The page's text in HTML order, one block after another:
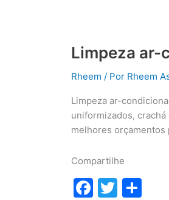
Limpeza ar-
Rheem / Por Rheem
Limpeza ar-
uniformizados,
melhores orçamentos
Compartilhe
F
T